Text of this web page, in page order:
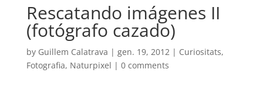
Rescatando imágenes II
(fotógrafo cazado)
by Guillem Calatrava | gen. 19, 2012| Curiositats,
Fotografia, Naturpixel | 0 comments